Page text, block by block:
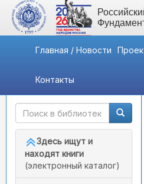
Главная / Новости
Контакты
Быстрый доступ
Здесь ищут и
находят книги
(электронный каталог)